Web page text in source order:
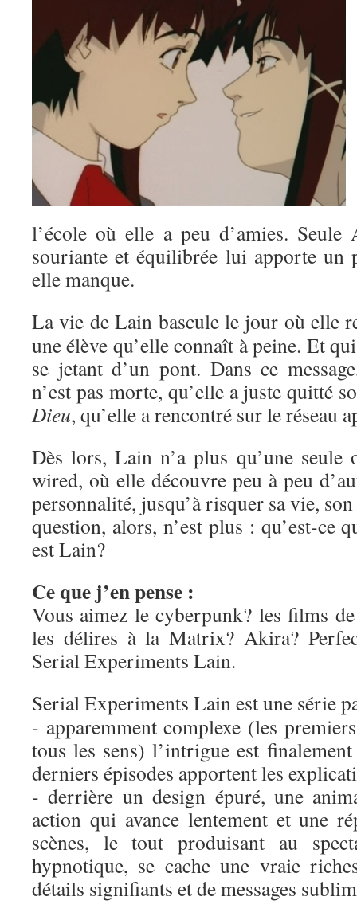
l’école où elle a peu d’amies.
souriante et équilibrée lui apporte un
elle manque.
La vie de Lain bascule le jour où elle
une élève qu’elle connaît à peine. Et
se jetant d’un pont. Dans ce
n’est pas morte, qu’elle a juste quitté
Dieu, qu’elle a rencontré sur le réseau
Dès lors, Lain n’a plus qu’une seule
wired, où elle découvre peu à peu
personnalité, jusqu’à risquer sa vie,
question, alors, n’est plus : qu’est-ce
est Lain?
Ce que j’en pense :
Vous aimez le cyberpunk? les films
les délires à la Matrix? Akira?
Serial Experiments Lain.
Serial Experiments Lain est une série
- apparemment complexe (les
tous les sens) l’intrigue est
derniers épisodes apportent les
- derrière un design épuré, une
action qui avance lentement et une
scènes, le tout produisant au
hypnotique, se cache une vraie
détails signifiants et de messages